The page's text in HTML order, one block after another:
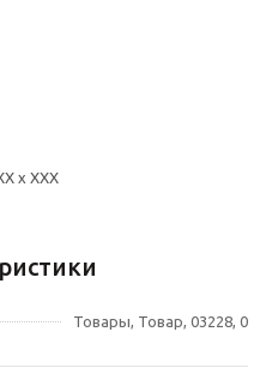
х ХХХ
Товары, Товар, 03228, 0